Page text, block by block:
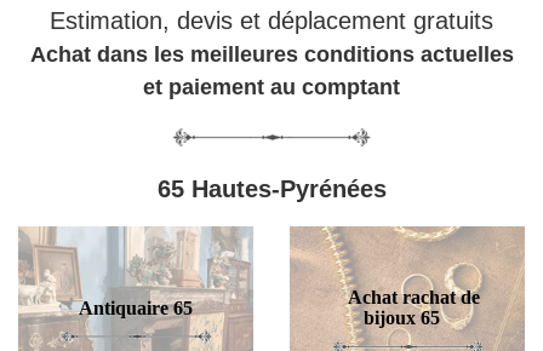
Estimation, devis et déplacement gratuits
Achat dans les meilleures conditions actuelles
et paiement au comptant
65 Hautes-Pyrénées
Antiquaire 65
Achat rachat de
bijoux 65